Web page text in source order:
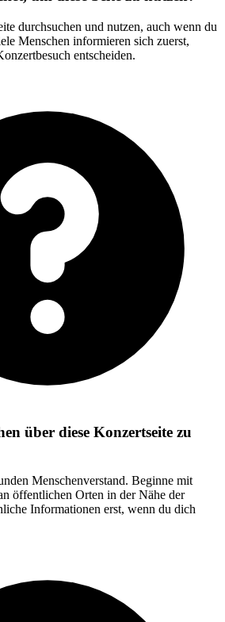
durchsuchen und nutzen, auch wenn du
Menschen informieren sich zuerst,
entscheiden.
über diese Konzertseite zu
Menschenverstand. Beginne mit
öffentlichen Orten in der Nähe der
Informationen erst, wenn du dich